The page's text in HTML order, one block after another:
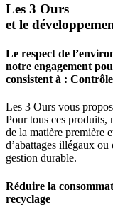
Les 3 Ours
et le
Le respect de
notre engagement
consistent à :
Les 3 Ours vous
Pour tous ces produits,
de la matière première
d’abattages illégaux
gestion durable.
Réduire la
recyclage